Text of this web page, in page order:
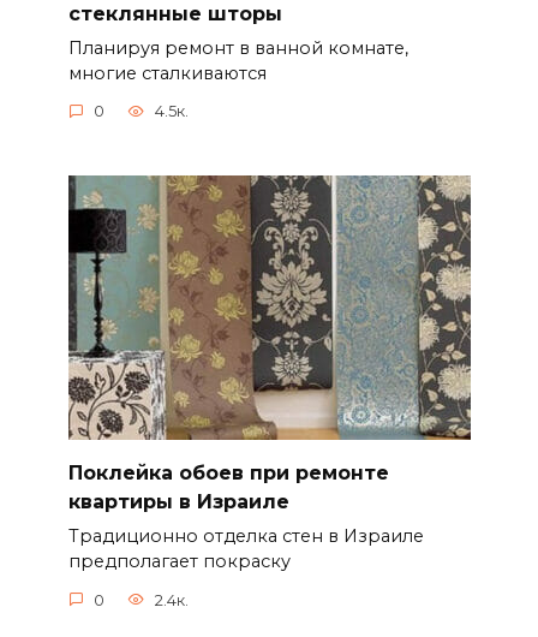
стеклянные шторы
Планируя ремонт в ванной комнате,
многие сталкиваются
0 4.5к.
Поклейка обоев при ремонте
квартиры в Израиле
Традиционно отделка стен в Израиле
предполагает покраску
0 2.4к.